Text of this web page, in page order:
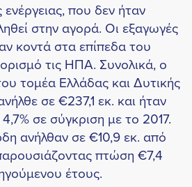
που δεν ήταν
στην αγορά. Οι εξαγωγές
στα επίπεδα του
τις ΗΠΑ. Συνολικά, ο
Ελλάδας και Δυτικής
σε €237,1 εκ. και ήταν
σε σύγκριση με το 2017.
σε €10,9 εκ. από
πτώση €7,4
έτους.